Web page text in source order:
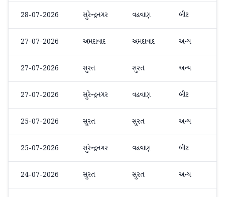
28-07-2026 સુરેન્દ્રનગર વઢવાણ બીટ
27-07-2026 અમદાવાદ અમદાવાદ અન્ય
27-07-2026 સુરત સુરત અન્ય
27-07-2026 સુરેન્દ્રનગર વઢવાણ બીટ
25-07-2026 સુરત સુરત અન્ય
25-07-2026 સુરેન્દ્રનગર વઢવાણ બીટ
24-07-2026 સુરત સુરત અન્ય